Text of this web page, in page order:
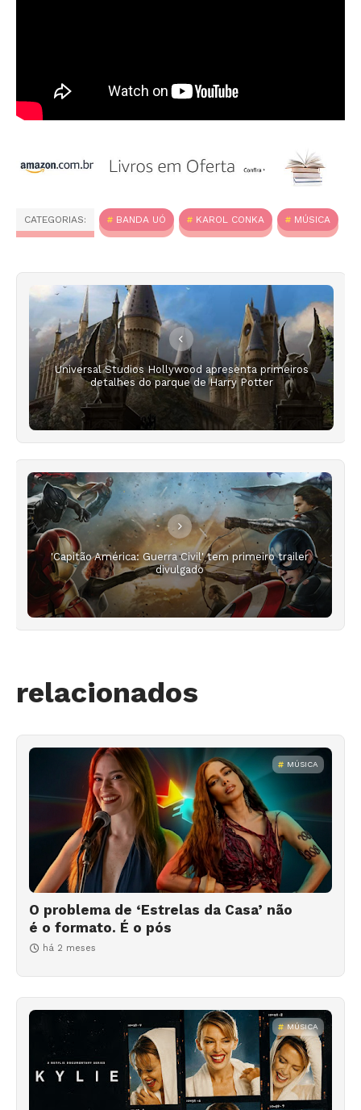
CATEGORIAS: BANDA UÓ KAROL CONKA MÚSICA
Universal Studios Hollywood apresenta primeiros
detalhes do parque de Harry Potter
'Capitão América: Guerra Civil' tem primeiro trailer
divulgado
relacionados
MÚSICA
O problema de ‘Estrelas da Casa’ não
é o formato. É o pós
há 2 meses
MÚSICA